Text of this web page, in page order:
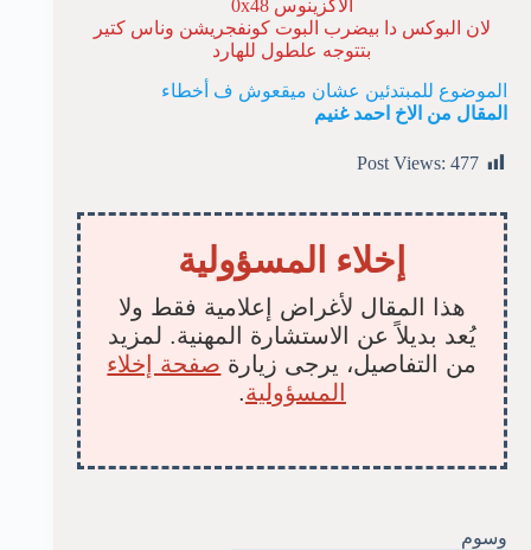
الاكزينوس 0x48
لان البوكس دا بيضرب البوت كونفجريشن وناس كتير
بتتوجه علطول للهارد
الموضوع للمبتدئين عشان ميقعوش ف أخطاء
المقال من الاخ احمد غنيم
Post Views: 477
إخلاء المسؤولية
هذا المقال لأغراض إعلامية فقط ولا
يُعد بديلاً عن الاستشارة المهنية. لمزيد
من التفاصيل، يرجى زيارة صفحة إخلاء
المسؤولية.
وسوم